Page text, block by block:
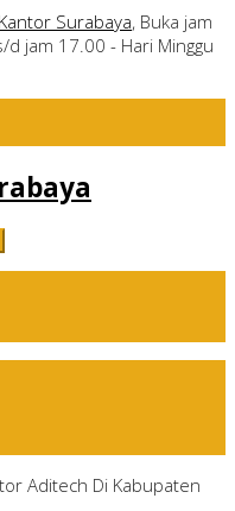
Surabaya, Buka jam
jam 17.00 - Hari Minggu
Aditech Di Kabupaten